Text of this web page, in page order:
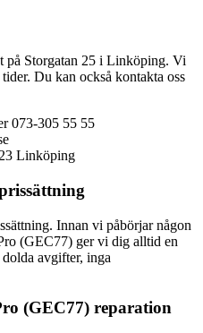
på Storgatan 25 i Linköping. Vi
Du kan också kontakta oss
073-305 55 55
Linköping
Innan vi påbörjar någon
(GEC77) ger vi dig alltid en
avgifter, inga
(GEC77) reparation